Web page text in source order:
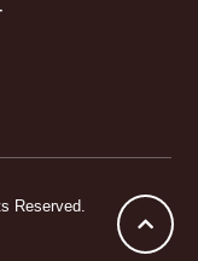
Reserved.